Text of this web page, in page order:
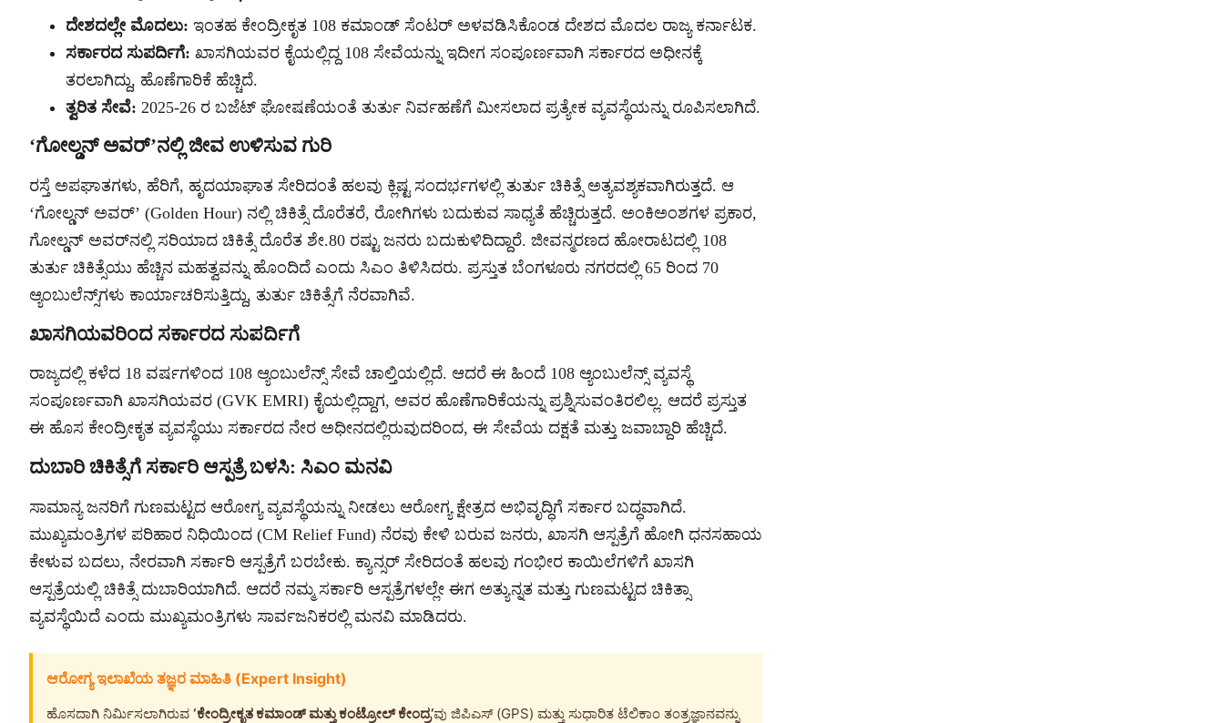
ದೇಶದಲ್ಲೇ ಮೊದಲು: ಇಂತಹ ಕೇಂದ್ರೀಕೃತ 108 ಕಮಾಂಡ್ ಸೆಂಟರ್ ಅಳವಡಿಸಿಕೊಂಡ ದೇಶದ ಮೊದಲ ರಾಜ್ಯ ಕರ್ನಾಟಕ.
ಸರ್ಕಾರದ ಸುಪರ್ದಿಗೆ: ಖಾಸಗಿಯವರ ಕೈಯಲ್ಲಿದ್ದ 108 ಸೇವೆಯನ್ನು ಇದೀಗ ಸಂಪೂರ್ಣವಾಗಿ ಸರ್ಕಾರದ ಅಧೀನಕ್ಕೆ
ತರಲಾಗಿದ್ದು, ಹೊಣೆಗಾರಿಕೆ ಹೆಚ್ಚಿದೆ.
ತ್ವರಿತ ಸೇವೆ: 2025-26 ರ ಬಜೆಟ್ ಘೋಷಣೆಯಂತೆ ತುರ್ತು ನಿರ್ವಹಣೆಗೆ ಮೀಸಲಾದ ಪ್ರತ್ಯೇಕ ವ್ಯವಸ್ಥೆಯನ್ನು ರೂಪಿಸಲಾಗಿದೆ.
‘ಗೋಲ್ಡನ್ ಅವರ್’ನಲ್ಲಿ ಜೀವ ಉಳಿಸುವ ಗುರಿ
ರಸ್ತೆ ಅಪಘಾತಗಳು, ಹೆರಿಗೆ, ಹೃದಯಾಘಾತ ಸೇರಿದಂತೆ ಹಲವು ಕ್ಲಿಷ್ಟ ಸಂದರ್ಭಗಳಲ್ಲಿ ತುರ್ತು ಚಿಕಿತ್ಸೆ ಅತ್ಯವಶ್ಯಕವಾಗಿರುತ್ತದೆ. ಆ
‘ಗೋಲ್ಡನ್ ಅವರ್’ (Golden Hour) ನಲ್ಲಿ ಚಿಕಿತ್ಸೆ ದೊರೆತರೆ, ರೋಗಿಗಳು ಬದುಕುವ ಸಾಧ್ಯತೆ ಹೆಚ್ಚಿರುತ್ತದೆ. ಅಂಕಿಅಂಶಗಳ ಪ್ರಕಾರ,
ಗೋಲ್ಡನ್ ಅವರ್‌ನಲ್ಲಿ ಸರಿಯಾದ ಚಿಕಿತ್ಸೆ ದೊರೆತ ಶೇ.80 ರಷ್ಟು ಜನರು ಬದುಕುಳಿದಿದ್ದಾರೆ. ಜೀವನ್ಮರಣದ ಹೋರಾಟದಲ್ಲಿ 108
ತುರ್ತು ಚಿಕಿತ್ಸೆಯು ಹೆಚ್ಚಿನ ಮಹತ್ವವನ್ನು ಹೊಂದಿದೆ ಎಂದು ಸಿಎಂ ತಿಳಿಸಿದರು. ಪ್ರಸ್ತುತ ಬೆಂಗಳೂರು ನಗರದಲ್ಲಿ 65 ರಿಂದ 70
ಆ್ಯಂಬುಲೆನ್ಸ್‌ಗಳು ಕಾರ್ಯಾಚರಿಸುತ್ತಿದ್ದು, ತುರ್ತು ಚಿಕಿತ್ಸೆಗೆ ನೆರವಾಗಿವೆ.
ಖಾಸಗಿಯವರಿಂದ ಸರ್ಕಾರದ ಸುಪರ್ದಿಗೆ
ರಾಜ್ಯದಲ್ಲಿ ಕಳೆದ 18 ವರ್ಷಗಳಿಂದ 108 ಆ್ಯಂಬುಲೆನ್ಸ್ ಸೇವೆ ಚಾಲ್ತಿಯಲ್ಲಿದೆ. ಆದರೆ ಈ ಹಿಂದೆ 108 ಆ್ಯಂಬುಲೆನ್ಸ್ ವ್ಯವಸ್ಥೆ
ಸಂಪೂರ್ಣವಾಗಿ ಖಾಸಗಿಯವರ (GVK EMRI) ಕೈಯಲ್ಲಿದ್ದಾಗ, ಅವರ ಹೊಣೆಗಾರಿಕೆಯನ್ನು ಪ್ರಶ್ನಿಸುವಂತಿರಲಿಲ್ಲ. ಆದರೆ ಪ್ರಸ್ತುತ
ಈ ಹೊಸ ಕೇಂದ್ರೀಕೃತ ವ್ಯವಸ್ಥೆಯು ಸರ್ಕಾರದ ನೇರ ಅಧೀನದಲ್ಲಿರುವುದರಿಂದ, ಈ ಸೇವೆಯ ದಕ್ಷತೆ ಮತ್ತು ಜವಾಬ್ದಾರಿ ಹೆಚ್ಚಿದೆ.
ದುಬಾರಿ ಚಿಕಿತ್ಸೆಗೆ ಸರ್ಕಾರಿ ಆಸ್ಪತ್ರೆ ಬಳಸಿ: ಸಿಎಂ ಮನವಿ
ಸಾಮಾನ್ಯ ಜನರಿಗೆ ಗುಣಮಟ್ಟದ ಆರೋಗ್ಯ ವ್ಯವಸ್ಥೆಯನ್ನು ನೀಡಲು ಆರೋಗ್ಯ ಕ್ಷೇತ್ರದ ಅಭಿವೃದ್ಧಿಗೆ ಸರ್ಕಾರ ಬದ್ಧವಾಗಿದೆ.
ಮುಖ್ಯಮಂತ್ರಿಗಳ ಪರಿಹಾರ ನಿಧಿಯಿಂದ (CM Relief Fund) ನೆರವು ಕೇಳಿ ಬರುವ ಜನರು, ಖಾಸಗಿ ಆಸ್ಪತ್ರೆಗೆ ಹೋಗಿ ಧನಸಹಾಯ
ಕೇಳುವ ಬದಲು, ನೇರವಾಗಿ ಸರ್ಕಾರಿ ಆಸ್ಪತ್ರೆಗೆ ಬರಬೇಕು. ಕ್ಯಾನ್ಸರ್ ಸೇರಿದಂತೆ ಹಲವು ಗಂಭೀರ ಕಾಯಿಲೆಗಳಿಗೆ ಖಾಸಗಿ
ಆಸ್ಪತ್ರೆಯಲ್ಲಿ ಚಿಕಿತ್ಸೆ ದುಬಾರಿಯಾಗಿದೆ. ಆದರೆ ನಮ್ಮ ಸರ್ಕಾರಿ ಆಸ್ಪತ್ರೆಗಳಲ್ಲೇ ಈಗ ಅತ್ಯುನ್ನತ ಮತ್ತು ಗುಣಮಟ್ಟದ ಚಿಕಿತ್ಸಾ
ವ್ಯವಸ್ಥೆಯಿದೆ ಎಂದು ಮುಖ್ಯಮಂತ್ರಿಗಳು ಸಾರ್ವಜನಿಕರಲ್ಲಿ ಮನವಿ ಮಾಡಿದರು.
ಆರೋಗ್ಯ ಇಲಾಖೆಯ ತಜ್ಞರ ಮಾಹಿತಿ (Expert Insight)
ಹೊಸದಾಗಿ ನಿರ್ಮಿಸಲಾಗಿರುವ ‘ಕೇಂದ್ರೀಕೃತ ಕಮಾಂಡ್ ಮತ್ತು ಕಂಟ್ರೋಲ್ ಕೇಂದ್ರ’ವು ಜಿಪಿಎಸ್ (GPS) ಮತ್ತು ಸುಧಾರಿತ ಟೆಲಿಕಾಂ ತಂತ್ರಜ್ಞಾನವನ್ನು